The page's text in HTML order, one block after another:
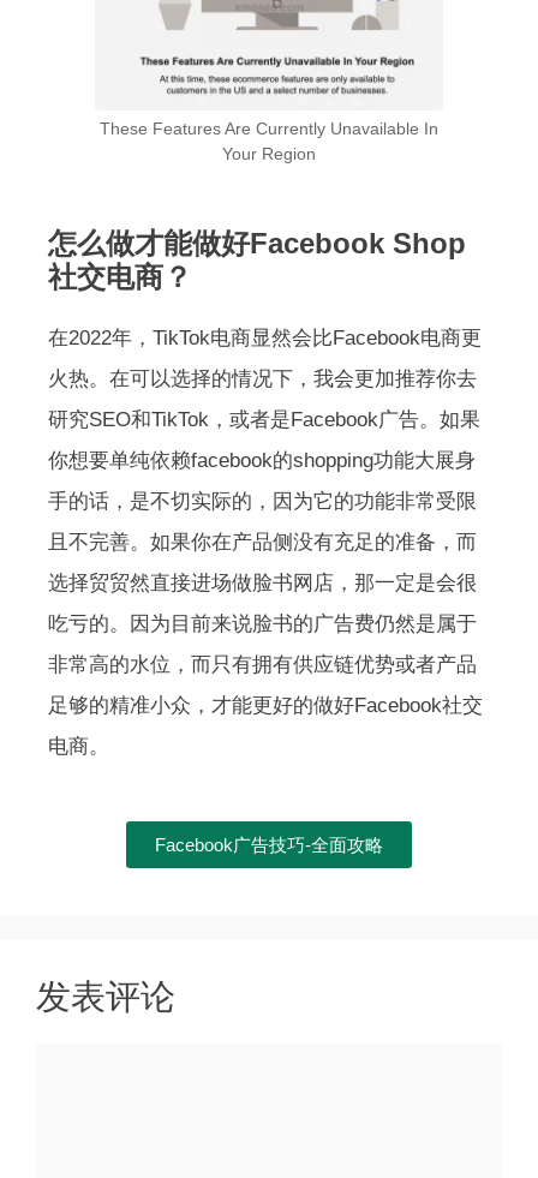
These Features Are Currently Unavailable In
Your Region
怎么做才能做好Facebook Shop
社交电商？
在2022年，TikTok电商显然会比Facebook电商更
火热。在可以选择的情况下，我会更加推荐你去
研究SEO和TikTok，或者是Facebook广告。如果
你想要单纯依赖facebook的shopping功能大展身
手的话，是不切实际的，因为它的功能非常受限
且不完善。如果你在产品侧没有充足的准备，而
选择贸贸然直接进场做脸书网店，那一定是会很
吃亏的。因为目前来说脸书的广告费仍然是属于
非常高的水位，而只有拥有供应链优势或者产品
足够的精准小众，才能更好的做好Facebook社交
电商。
Facebook广告技巧-全面攻略
发表评论